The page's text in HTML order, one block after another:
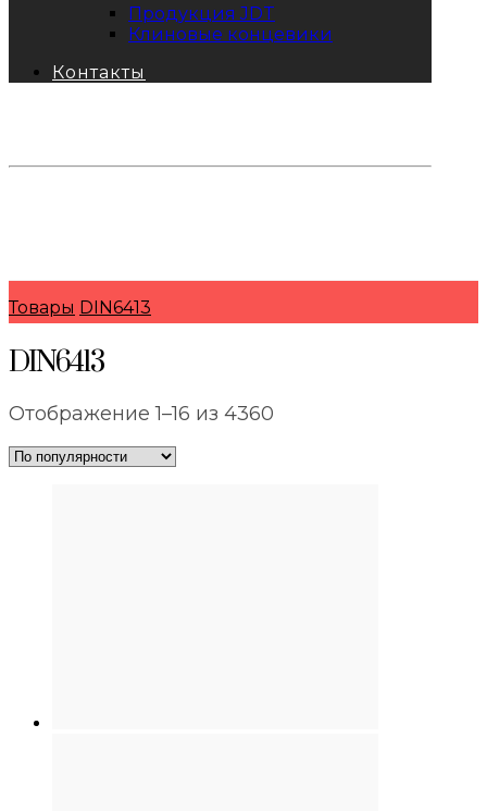
Продукция JDT
Клиновые концевики
Контакты
Товары DIN6413
DIN6413
Отображение 1–16 из 4360